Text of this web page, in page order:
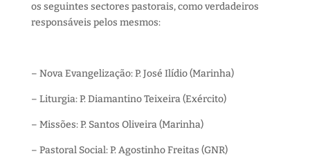
os seguintes sectores pastorais, como verdadeiros
responsáveis pelos mesmos:
– Nova Evangelização: P. José Ilídio (Marinha)
– Liturgia: P. Diamantino Teixeira (Exército)
– Missões: P. Santos Oliveira (Marinha)
– Pastoral Social: P. Agostinho Freitas (GNR)